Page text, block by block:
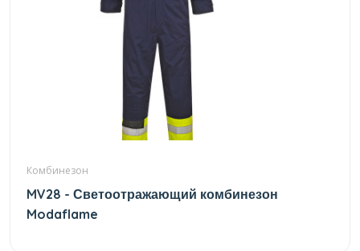
Комбинезон
MV28 - Светоотражающий комбинезон
Modaflame